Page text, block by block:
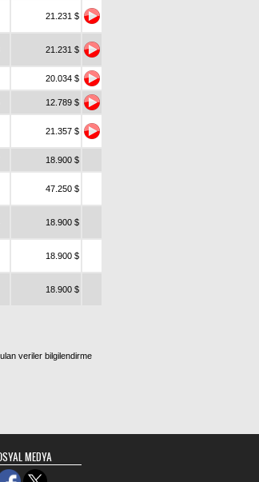
21.231 $
21.231 $
20.034 $
12.789 $
21.357 $
18.900 $
47.250 $
18.900 $
18.900 $
18.900 $
veriler bilgilendirme
MEDYA